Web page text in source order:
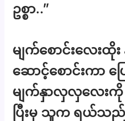
ဥစ္စာ..”
မျက်စောင်းလေးထို
ဆောင့်စောင်းကာ
မျက်နှာလှလှလေး
ပြီးမှ သူက ရယ်သည်